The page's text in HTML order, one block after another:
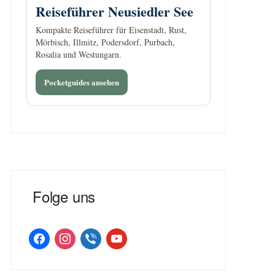
Reiseführer Neusiedler See
Kompakte Reiseführer für Eisenstadt, Rust,
Mörbisch, Illmitz, Podersdorf, Purbach,
Rosalia und Westungarn.
Pocketguides ansehen
Folge uns
facebookinstagramviber youtube